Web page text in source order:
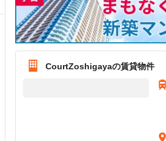
CourtZoshigayaの賃貸物件